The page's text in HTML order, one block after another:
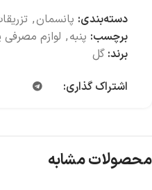
دسته‌بندی: پانسمان,
برچسب: پنبه, لوازم
برند: گل
اشتراک گذاری:
محصولات مشابه